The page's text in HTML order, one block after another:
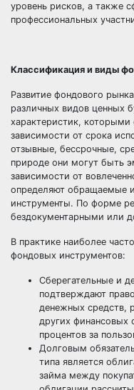
уровень рисков, а также
профессиональных
Классификация и виды
Развитие фондового
различных видов ценных
характеристик,
зависимости от срока
отзывные, бессрочные,
природе они могут быть
зависимости от
определяют обращаемые
инструменты. По форме
бездокументарными или
В практике наиболее
фондовых инструментов:
Сберегательные и
подтверждают
денежных средств,
других финансовых
процентов за
Долговым
типа является
займа между